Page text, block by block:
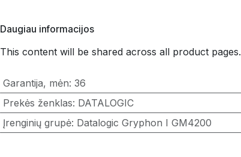
Daugiau informacijos
This content will be shared across all product pages.
Garantija, mėn: 36
Prekės ženklas: DATALOGIC
Įrenginių grupė: Datalogic Gryphon I GM4200